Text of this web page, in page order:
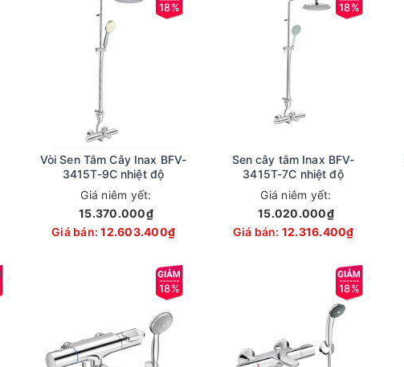
18%
Vòi Sen Tắm Cây Inax BFV-
3415T-9C nhiệt độ
Giá niêm yết:
15.370.000₫
Giá bán:12.603.400₫
18%
Sen cây tắm Inax BFV-
3415T-7C nhiệt độ
Giá niêm yết:
15.020.000₫
Giá bán: 12.316.400₫
18% 18%